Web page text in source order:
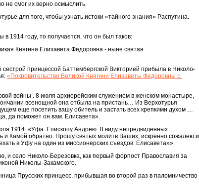
не смог их верно осмыслить.
для того, чтобы узнать истоки «тайного знания» Распутина.
1914 году, то получается, что он был таков:
Княгиня Елизавета Фёдоровна - ныне святая
принцессой Баттембергской Викторией прибыла в Николо-
«Покровительство Великой Княгини Елизаветы Федоровны с.
войны . 8 июля архиерейским служением в женском монастыре,
всенощной она отбыла на пристань… Из Верхотурья
еще посетить вашу обитель и застать всех крепкими духом …
да поможет он вам. Елисавета».
1914: «Уфа. Епископу Андрею. В виду непредвиденных
и Камой обратно. Прошу святых молитв Ваших; искренно сожалею и
в Уфу на один из миссионерских съездов. Елисавета»».
и село Николо-Березовка, как первый форпост Православия за
Николы-Закамского.
Прусских принцесс, прибывшая во второй раз в паломничество